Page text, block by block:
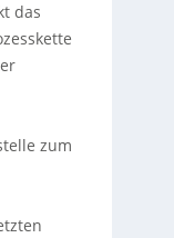
das
zum